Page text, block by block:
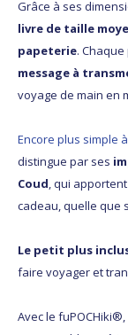
Grâce à ses
livre de taille
papeterie.
message à
voyage de main en
Encore plus simple
distingue par ses
Coud, qui
cadeau, quelle que
Le petit plus
faire voyager et
Avec le